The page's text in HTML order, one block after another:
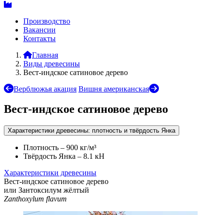
Производство
Вакансии
Контакты
Главная
Виды древесины
Вест-индское сатиновое дерево
Верблюжья акация Вишня американская
Вест-индское сатиновое дерево
Характеристики древесины: плотность и твёрдость Янка
Плотность – 900 кг/м³
Твёрдость Янка – 8.1 кН
Характеристики древесины
Вест-индское сатиновое дерево
или Зантоксилум жёлтый
Zanthoxylum flavum